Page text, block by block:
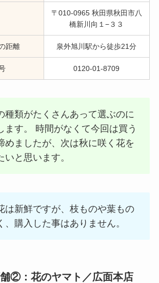
〒010-0965 秋田県秋田市八
橋新川向１−３３
距離 泉外旭川駅から徒歩21分
0120-01-8709
種類がたくさんあって選ぶのに
ます。 時間がなくて今回は買う
めましたが、次は秋に咲く花を
いと思います。
は新鮮ですが、枝ものや葉もの
、購入した事はありません。
②：花のヤマト／広面本店